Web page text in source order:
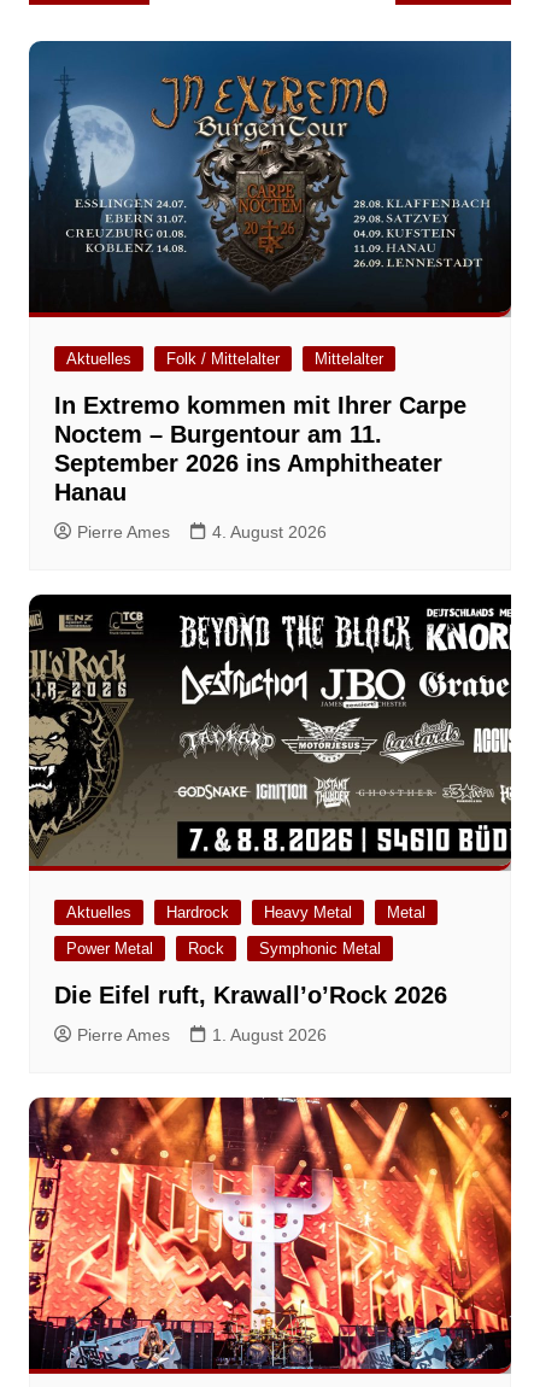
Aktuelles Folk / Mittelalter Mittelalter
In Extremo kommen mit Ihrer Carpe
Noctem – Burgentour am 11.
September 2026 ins Amphitheater
Hanau
Pierre Ames 4. August 2026
Aktuelles Hardrock Heavy Metal
Metal
Power Metal
Rock Symphonic Metal
Die Eifel ruft, Krawall’o’Rock 2026
Pierre Ames 1. August 2026